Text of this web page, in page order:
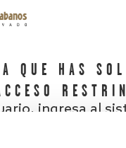
QUE HAS
ingresa al